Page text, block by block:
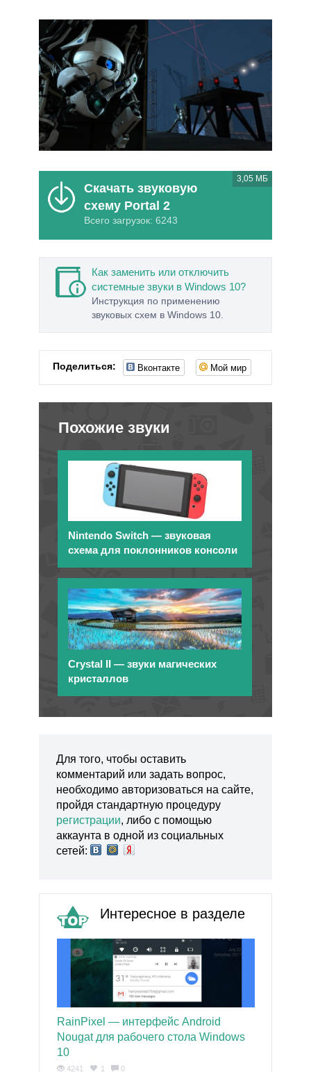
Скачать звуковую
схему Portal 2
Всего загрузок: 6243
3,05 МБ
Как заменить или отключить
системные звуки в Windows 10?
Инструкция по применению
звуковых схем в Windows 10.
Поделиться: Вконтакте Мой мир
Похожие звуки
Nintendo Switch — звуковая
схема для поклонников консоли
Crystal II — звуки магических
кристаллов
Для того, чтобы оставить
комментарий или задать вопрос,
необходимо авторизоваться на сайте,
пройдя стандартную процедуру
регистрации, либо с помощью
аккаунта в одной из социальных
сетей:
Интересное в разделе
RainPixel — интерфейс Android
Nougat для рабочего стола Windows
10
4241 1 0